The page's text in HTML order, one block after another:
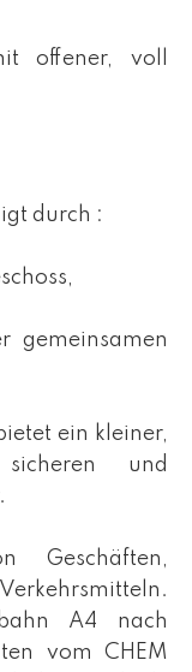
offener, voll
durch :
gemeinsamen
ein kleiner,
und
Geschäften,
A4 nach
vom CHEM